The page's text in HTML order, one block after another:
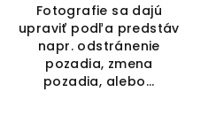
Fotografie sa dajú
upraviť podľa predstáv
napr. odstránenie
pozadia, zmena
pozadia, alebo...